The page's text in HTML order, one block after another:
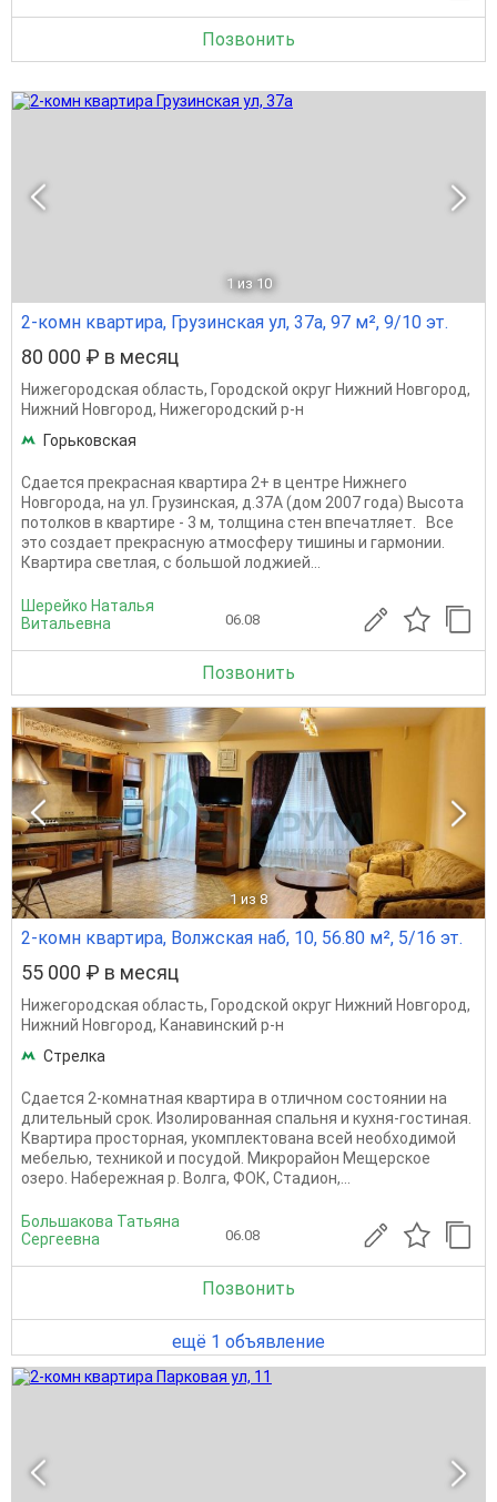
Позвонить
1 из 10
2-комн квартира, Грузинская ул, 37а, 97 м², 9/10 эт.
80 000 ₽ в месяц
Нижегородская область, Городской округ Нижний Новгород,
Нижний Новгород, Нижегородский р-н
Горьковская
Сдается прекрасная квартира 2+ в центре Нижнего
Новгорода, на ул. Грузинская, д.37А (дом 2007 года) Высота
потолков в квартире - 3 м, толщина стен впечатляет. Все
это создает прекрасную атмосферу тишины и гармонии.
Квартира светлая, с большой лоджией...
Шерейко Наталья
Витальевна
06.08
Позвонить
1 из 8
2-комн квартира, Волжская наб, 10, 56.80 м², 5/16 эт.
55 000 ₽ в месяц
Нижегородская область, Городской округ Нижний Новгород,
Нижний Новгород, Канавинский р-н
Стрелка
Сдается 2-комнатная квартира в отличном состоянии на
длительный срок. Изолированная спальня и кухня-гостиная.
Квартира просторная, укомплектована всей необходимой
мебелью, техникой и посудой. Микрорайон Мещерское
озеро. Набережная р. Волга, ФОК, Стадион,...
Большакова Татьяна
Сергеевна
06.08
Позвонить
ещё 1 объявление